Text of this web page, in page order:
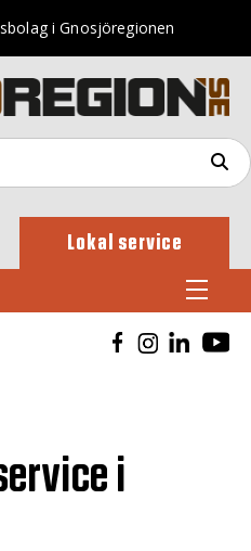
i Gnosjöregionen
Lokal service
i